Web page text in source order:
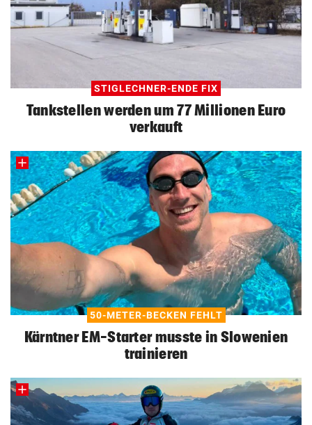
STIGLECHNER-ENDE FIX
Tankstellen werden um 77 Millionen Euro
verkauft
50-METER-BECKEN FEHLT
Kärntner EM-Starter musste in Slowenien
trainieren